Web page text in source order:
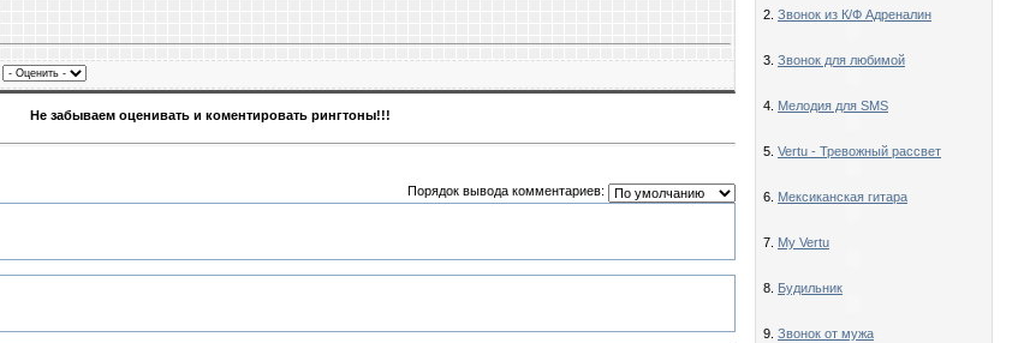
Не забываем оценивать и коментировать рингтоны!!!
Порядок вывода комментариев:
2. Звонок из К/Ф Адреналин
3. Звонок для любимой
4. Мелодия для SMS
5. Vertu - Тревожный рассвет
6. Мексиканская гитара
7. My Vertu
8. Будильник
9. Звонок от мужа